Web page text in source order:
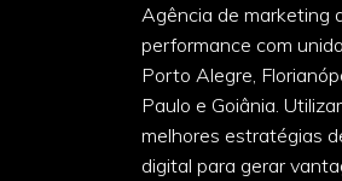
Agência de marketing
performance com
Porto Alegre,
Paulo e Goiânia.
melhores estratégias
digital para gerar